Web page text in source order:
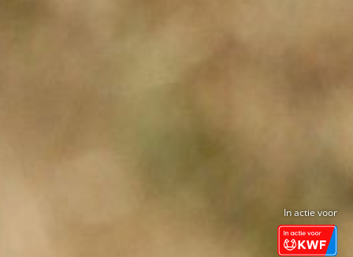
In actie voor